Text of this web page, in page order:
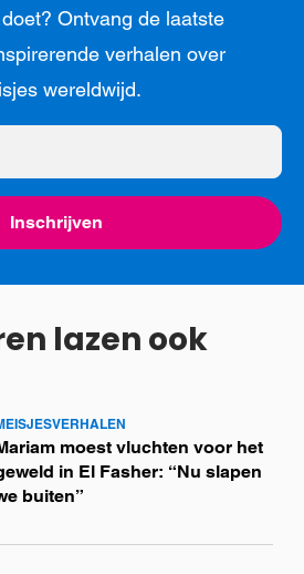
Ontvang de laatste
verhalen over
wereldwijd.
Inschrijven
lazen ook
moest vluchten voor het
in El Fasher: “Nu slapen
buiten”